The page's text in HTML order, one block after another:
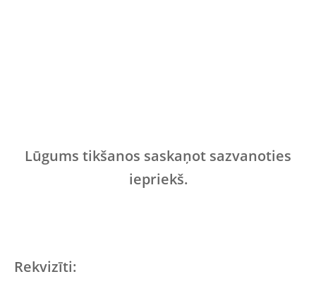
Lūgums tikšanos saskaņot sazvanoties
iepriekš.
Rekvizīti: